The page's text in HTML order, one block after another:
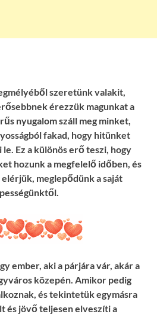
szeretünk valakit,
érezzük magunkat a
nyugalom száll meg minket,
fakad, hogy hitünket
Ez a különös erő teszi, hogy
hozunk a megfelelő időben, és
meglepődünk a saját
ember, aki a párjára vár, akár a
közepén. Amikor pedig
és tekintetük egymásra
és jövő teljesen elveszíti a